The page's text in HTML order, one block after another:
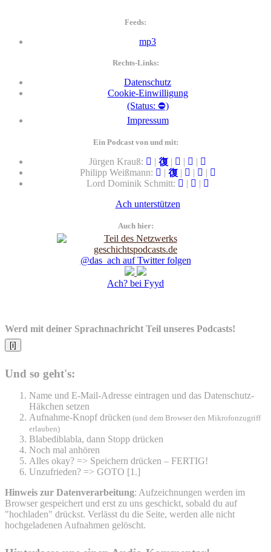
Feeds:
mp3
Rechts-Links:
Datenschutz
Cookie-Einwilligung
(Status: ⛔)
Impressum
Ein Podcast von und mit:
Jürgen Krauß: | | |
|
Philipp Weißmann:
| | |
|
Lord Dominik Schmitt:
|
|
Ach unterstützen
Auch hier:
@das_ach auf Twitter folgen
Ach? bei Fyyd
Werd mit deiner Sprachnachricht Teil unseres Podcasts!
[i]
Und so geht's:
Name und E-Mail-Adresse eintragen und das Datenschutz-
Häkchen setzen
Aufnahme-Knopf drücken (und dem Browser den Mikrofonzugriff
erlauben)
Blabediblabla, dann Stopp drücken
Noch mal anhören
Alles okay? => Speichern drücken – FERTIG!
Unzufrieden? => GOTO [1.]
Hinweis zur Datenverarbeitung: Aufzeichnungen werden im
Browser gespeichert und erst zu uns geschickt, sobald du auf
"hochladen" drückst. Verlässt du die Seite, werden alle nicht
hochgeladenen Aufnahmen gelöscht.